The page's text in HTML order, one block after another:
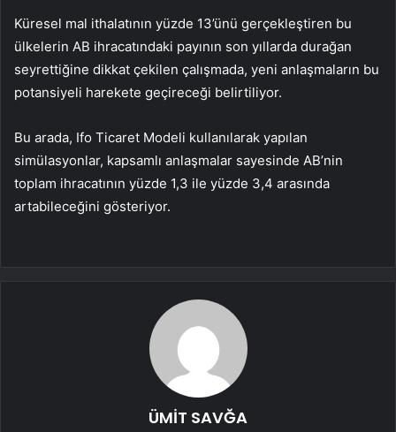
Küresel mal ithalatının yüzde 13’ünü gerçekleştiren bu
ülkelerin AB ihracatındaki payının son yıllarda durağan
seyrettiğine dikkat çekilen çalışmada, yeni anlaşmaların bu
potansiyeli harekete geçireceği belirtiliyor.
Bu arada, Ifo Ticaret Modeli kullanılarak yapılan
simülasyonlar, kapsamlı anlaşmalar sayesinde AB’nin
toplam ihracatının yüzde 1,3 ile yüzde 3,4 arasında
artabileceğini gösteriyor.
ÜMİT SAVĞA